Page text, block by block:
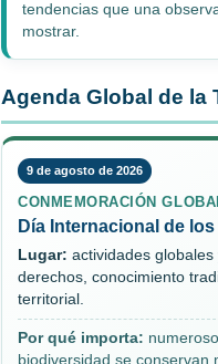
tendencias que una
mostrar.
Agenda Global de la
9 de agosto de 2026
CONMEMORACIÓN
Día Internacional de
Lugar: actividades globales
derechos, conocimiento
territorial.
Por qué importa:
biodiversidad se conservan